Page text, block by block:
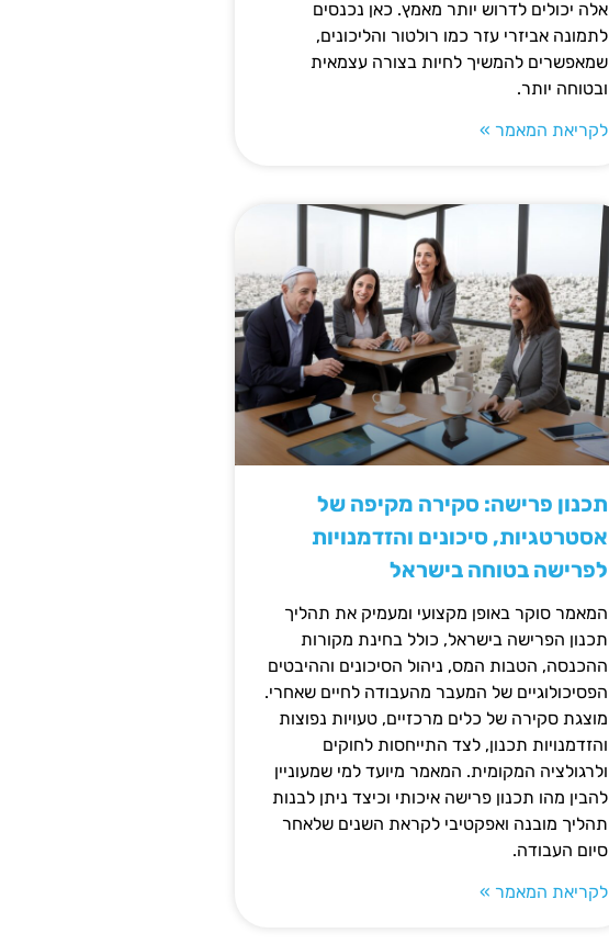
אלה יכולים לדרוש יותר מאמץ. כאן נכנסים
לתמונה אביזרי עזר כמו רולטור והליכונים,
שמאפשרים להמשיך לחיות בצורה עצמאית
ובטוחה יותר.
לקריאת המאמר »
תכנון פרישה: סקירה מקיפה של
אסטרטגיות, סיכונים והזדמנויות
לפרישה בטוחה בישראל
המאמר סוקר באופן מקצועי ומעמיק את תהליך
תכנון הפרישה בישראל, כולל בחינת מקורות
ההכנסה, הטבות המס, ניהול הסיכונים וההיבטים
הפסיכולוגיים של המעבר מהעבודה לחיים שאחרי.
מוצגת סקירה של כלים מרכזיים, טעויות נפוצות
והזדמנויות תכנון, לצד התייחסות לחוקים
ולרגולציה המקומית. המאמר מיועד למי שמעוניין
להבין מהו תכנון פרישה איכותי וכיצד ניתן לבנות
תהליך מובנה ואפקטיבי לקראת השנים שלאחר
סיום העבודה.
לקריאת המאמר »